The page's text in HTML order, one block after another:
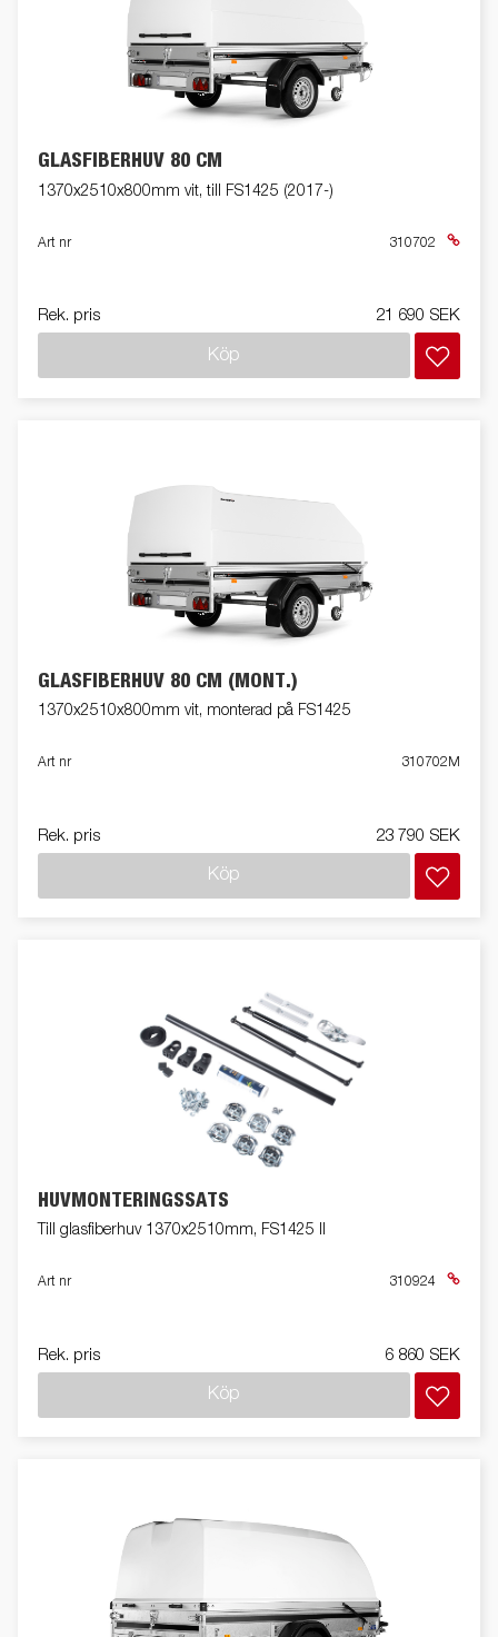
GLASFIBERHUV 80 CM
1370x2510x800mm vit, till FS1425 (2017-)
Art nr 310702
Rek. pris 21 690 SEK
Köp
GLASFIBERHUV 80 CM (MONT.)
1370x2510x800mm vit, monterad på FS1425
Art nr 310702M
Rek. pris 23 790 SEK
Köp
HUVMONTERINGSSATS
Till glasfiberhuv 1370x2510mm, FS1425 II
Art nr 310924
Rek. pris 6 860 SEK
Köp